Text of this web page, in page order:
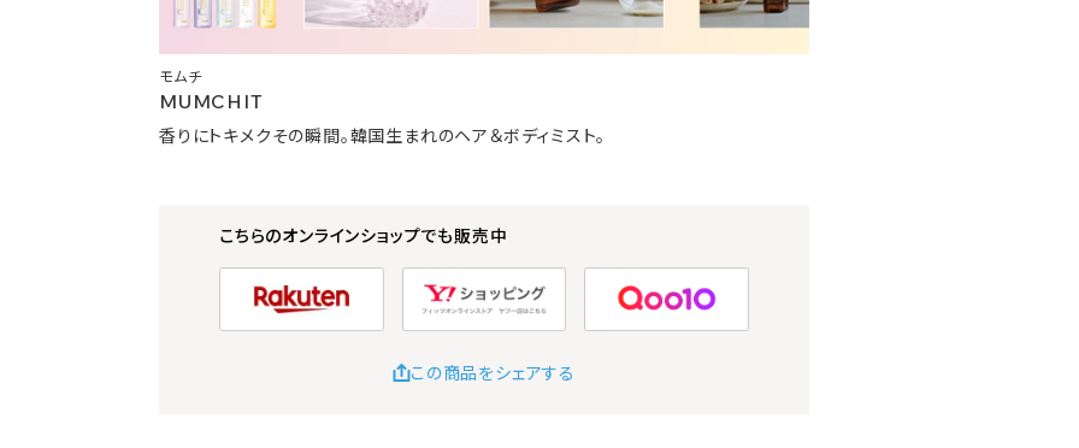
モムチ
MUMCHIT
香りにトキメクその瞬間。韓国生まれのヘア＆ボディミスト。
こちらのオンラインショップでも販売中
この商品をシェアする